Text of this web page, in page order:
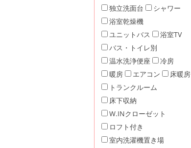
独立洗面台
シャワー
浴室乾燥機
ユニットバス
浴室TV
バス・トイレ別
温水洗浄便座
冷房
暖房
エアコン
床暖房
トランクルーム
床下収納
W.INクローゼット
ロフト付き
室内洗濯機置き場